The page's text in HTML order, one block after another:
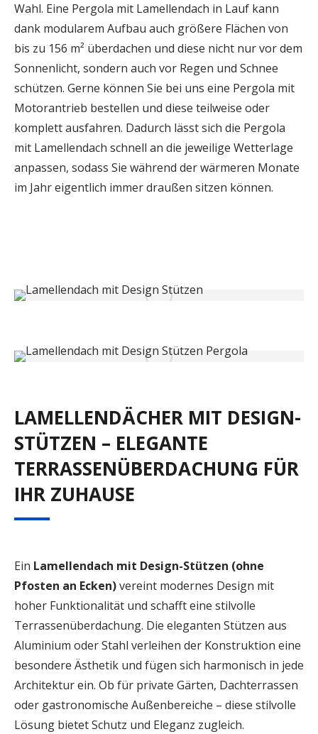
Wahl. Eine Pergola mit Lamellendach in Lauf kann
dank modularem Aufbau auch größere Flächen von
bis zu 156 m² überdachen und diese nicht nur vor dem
Sonnenlicht, sondern auch vor Regen und Schnee
schützen. Gerne können Sie bei uns eine Pergola mit
Motorantrieb bestellen und diese teilweise oder
komplett ausfahren. Dadurch lässt sich die Pergola
mit Lamellendach schnell an die jeweilige Wetterlage
anpassen, sodass Sie während der wärmeren Monate
im Jahr eigentlich immer draußen sitzen können.
LAMELLENDÄCHER MIT DESIGN-
STÜTZEN – ELEGANTE
TERRASSENÜBERDACHUNG FÜR
IHR ZUHAUSE
Ein Lamellendach mit Design-Stützen (ohne
Pfosten an Ecken)vereint modernes Design mit
hoher Funktionalität und schafft eine stilvolle
Terrassenüberdachung. Die eleganten Stützen aus
Aluminium oder Stahl verleihen der Konstruktion eine
besondere Ästhetik und fügen sich harmonisch in jede
Architektur ein. Ob für private Gärten, Dachterrassen
oder gastronomische Außenbereiche – diese stilvolle
Lösung bietet Schutz und Eleganz zugleich.